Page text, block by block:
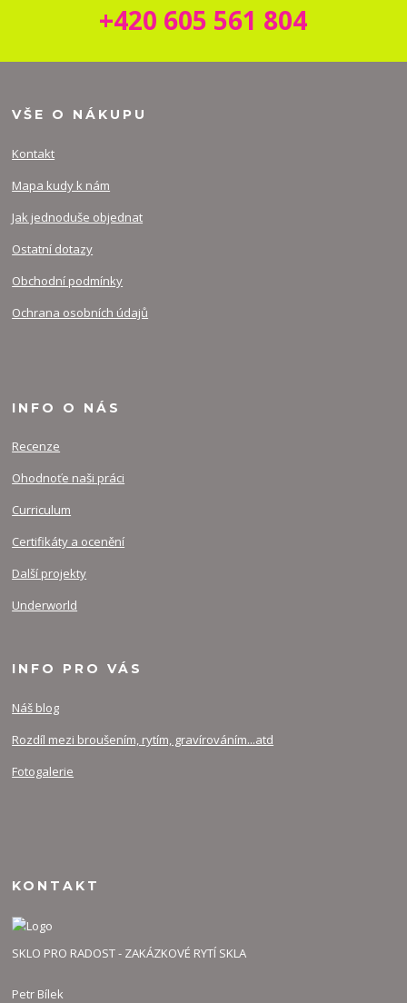
+420 605 561 804
VŠE O NÁKUPU
Kontakt
Mapa kudy k nám
Jak jednoduše objednat
Ostatní dotazy
Obchodní podmínky
Ochrana osobních údajů
INFO O NÁS
Recenze
Ohodnoťe naši práci
Curriculum
Certifikáty a ocenění
Další projekty
Underworld
INFO PRO VÁS
Náš blog
Rozdíl mezi broušením, rytím, gravírováním...atd
Fotogalerie
KONTAKT
SKLO PRO RADOST - ZAKÁZKOVÉ RYTÍ SKLA
Petr Bílek